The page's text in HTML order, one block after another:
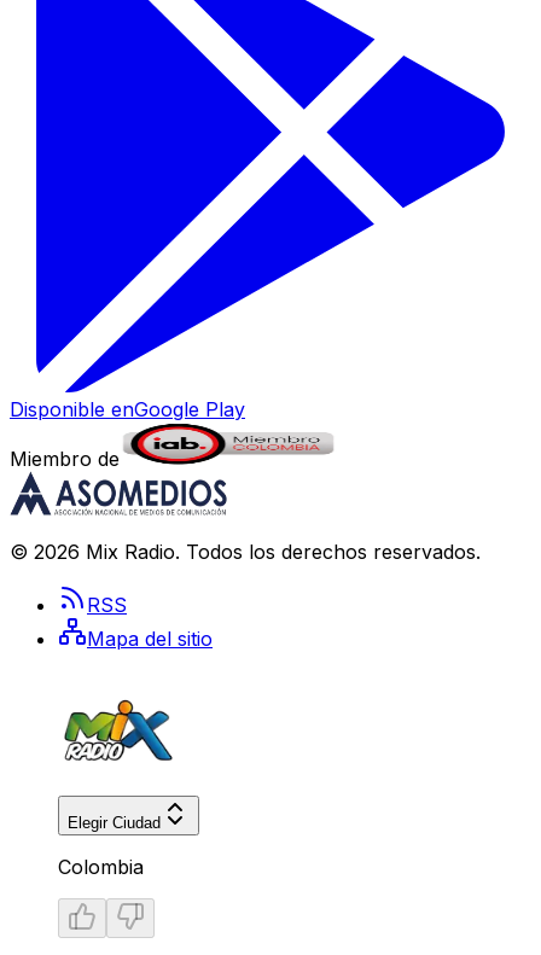
Disponible enGoogle Play
Miembro de
© 2026 Mix Radio. Todos los derechos reservados.
RSS
Mapa del sitio
Elegir Ciudad
Colombia